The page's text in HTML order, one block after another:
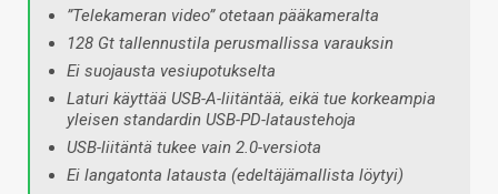
”Telekameran video” otetaan pääkameralta
128 Gt tallennustila perusmallissa varauksin
Ei suojausta vesiupotukselta
Laturi käyttää USB-A-liitäntää, eikä tue korkeampia
yleisen standardin USB-PD-lataustehoja
USB-liitäntä tukee vain 2.0-versiota
Ei langatonta latausta (edeltäjämallista löytyi)